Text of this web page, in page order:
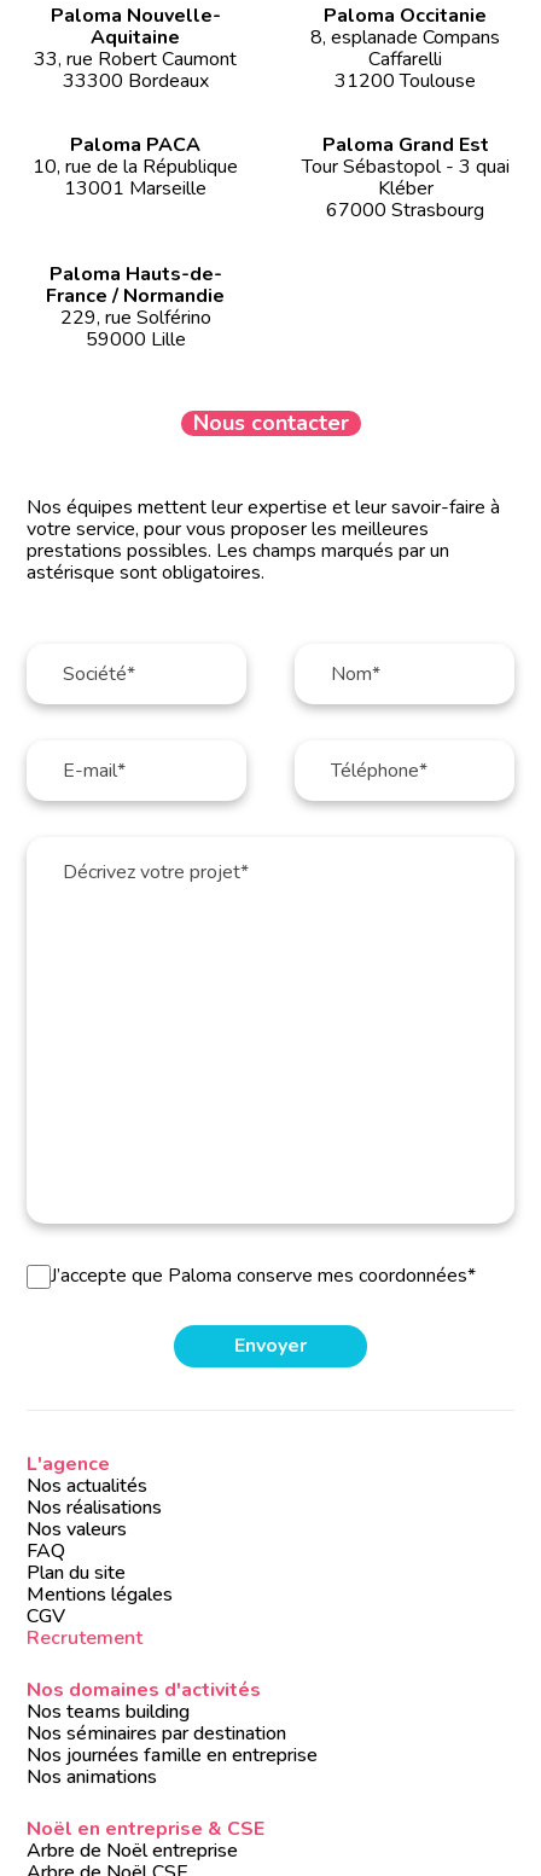
Paloma Nouvelle-
Aquitaine
33, rue Robert Caumont
33300 Bordeaux
Paloma Occitanie
8, esplanade Compans
Caffarelli
31200 Toulouse
Paloma PACA
10, rue de la République
13001 Marseille
Paloma Grand Est
Tour Sébastopol - 3 quai
Kléber
67000 Strasbourg
Paloma Hauts-de-
France / Normandie
229, rue Solférino
59000 Lille
Nous contacter
Nos équipes mettent leur expertise et leur savoir-faire à
votre service, pour vous proposer les meilleures
prestations possibles. Les champs marqués par un
astérisque sont obligatoires.
J’accepte que Paloma conserve mes coordonnées*
L'agence
Nos actualités
Nos réalisations
Nos valeurs
FAQ
Plan du site
Mentions légales
CGV
Recrutement
Nos domaines d'activités
Nos teams building
Nos séminaires par destination
Nos journées famille en entreprise
Nos animations
Noël en entreprise & CSE
Arbre de Noël entreprise